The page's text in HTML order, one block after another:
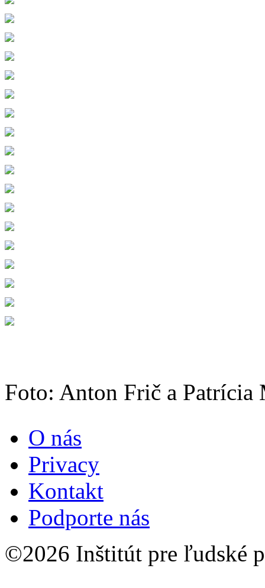
Foto: Anton Frič a Patrícia
O nás
Privacy
Kontakt
Podporte nás
©2026 Inštitút pre ľudské